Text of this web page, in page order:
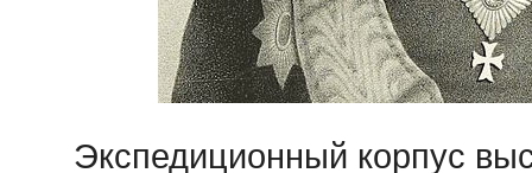
Экспедиционный корпус